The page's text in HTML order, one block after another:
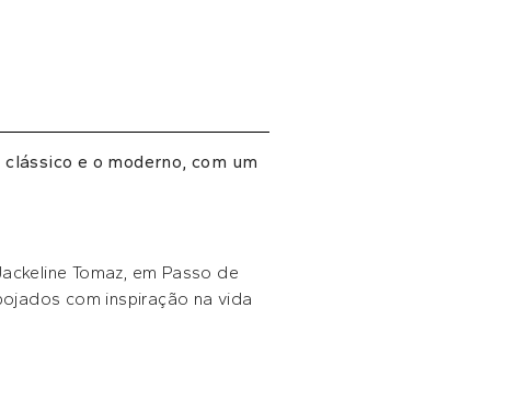
e o moderno, com um
Tomaz, em Passo de
com inspiração na vida